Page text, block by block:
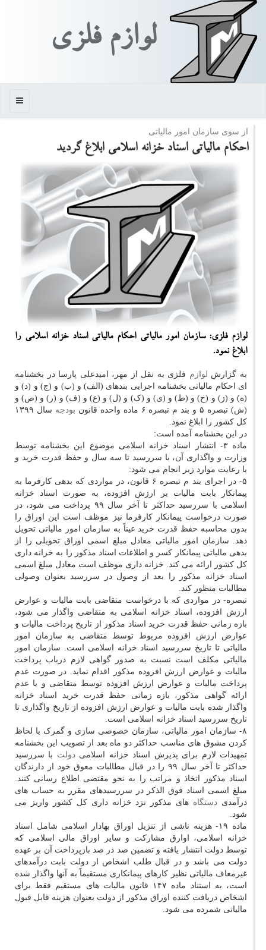
لوازم فلزی
منو
از سوی سازمان امور مالیاتی
احكام مالیاتی اسناد خزانه اسلامی ابلاغ گردید
لوازم فلزی: سازمان امور مالیاتی احكام مالیاتی اسناد خزانه اسلامی را
ابلاغ نمود.
به گزارش لوازم فلزی به نقل از مهر، امیدعلی پارسا در بخشنامه
ای احکام مالیاتی بخشنامه اجرایی بندهای (الف) و (ب) و (ج) و (د) و
(ه) و (ز) و (ح) و (ط) و (ی) و (ک) و (ل) و (ع) و (ف) و (ر) و (ص) و
(ش) تبصره ۵ و بند م تبصره ۶ ماده واحده قانون
بودجه
سال ۱۳۹۹
کل کشور را ابلاغ نمود.
در این بخشنامه آمده است:
ماده ۳- انتشار اسناد خزانه اسلامی موضوع این بخشنامه توسط
وزارت و واگذاری آن، با سررسید تا سه سال و حفظ قدرت خرید و
با رعایت موارد زیر انجام می شود:
۵- در اجرای بند م تبصره ۶ قانون، در مواردی که بدهی کارفرما به
پیمانکار بابت مالیات بر ارزش افزوده، به صورت اسناد خزانه
اسلامی با سررسید حداکثر تا آخر سال ۹۹ پرداخت می شود، در
صورت درخواست پیمانکار کارفرما نیز موظف است این اوراق را
بدون محاسبه حفظ قدرت خرید عیناً به سازمان امور مالیاتی تحویل
دهد. سازمان امور مالیاتی معادل مبلغ اسمی اوراق تحویلی را از
بدهی مالیاتی پیمانکار کسر و اطلاعات اسناد مذکور را به خزانه داری
کل کشور ارائه می کند. خزانه داری موظف است معادل مبلغ اسمی
اسناد خزانه مذکور را بعد از وصول در سررسید بعنوان وصولی
مطالبات منظور کند.
تبصره- در مواردی که با درخواست متقاضی بابت مالیات و عوارض
ارزش افزوده، اسناد خزانه اسلامی به متقاضی واگذار می شود،
بازه زمانی حفظ قدرت خرید اسناد مذکور از تاریخ پرداخت مالیات و
عوارض ارزش افزوده مربوط توسط متقاضی به سازمان امور
مالیاتی تا تاریخ سررسید اسناد خزانه اسلامی است. سازمان امور
مالیاتی مکلف است نسبت به صدور گواهی لازم درباب پرداخت
مالیات و عوارض ارزش افزوده مذکور اقدام نماید. در صورت عدم
پرداخت مالیات و عوارض ارزش افزوده توسط متقاضی و یا عدم
ارائه گواهی مذکور، بازه زمانی حفظ قدرت خرید اسناد خزانه
واگذار شده بابت مالیات و عوارض ارزش افزوده از تاریخ واگذاری تا
تاریخ سررسید اسناد خزانه اسلامی است.
۸- سازمان امور مالیاتی، سازمان خصوصی سازی و گمرک با لحاظ
کردن مشوق های مناسب حداکثر دو ماه بعد از تصویب این بخشنامه
تمهیدات لازم برای پذیرش اسناد خزانه اسلامیدولت با سررسید
حداکثر تا آخر سال ۹۹ را در قبال مطالبات معوق خود از دارندگان
اسناد مذکور اتخاذ و مراتب را به نحو مقتضی اطلاع رسانی کنند.
مبلغ اسمی اسناد فوق الذکر در سررسیدهای مقرر به حساب های
درآمدی دستگاه های مذکور نزد خزانه داری کل کشور واریز می
شود.
ماده ۱۹- هزینه ناشی از تنزیل اوراق بهادار اسلامی شامل اسناد
خزانه اسلامی، اوارق مشارکت و سایر اوراق مالی اسلامی که
توسط دولت انتشار یافته و تضمین صد در صد بازپرداخت آن بر عهده
دولت می باشد و در قبال طلب اشخاص از دولت بابت درآمدهای
غیرمعاف مالیاتی نظیر کارهای پیمانکاری مستقیماً به آنها واگذار شده
است، به استناد ماده ۱۴۷ قانون مالیات های مستقیم فقط برای
اشخاص دریافت کننده اوراق مذکور از دولت بعنوان هزینه قابل قبول
مالیاتی شمرده می شود.